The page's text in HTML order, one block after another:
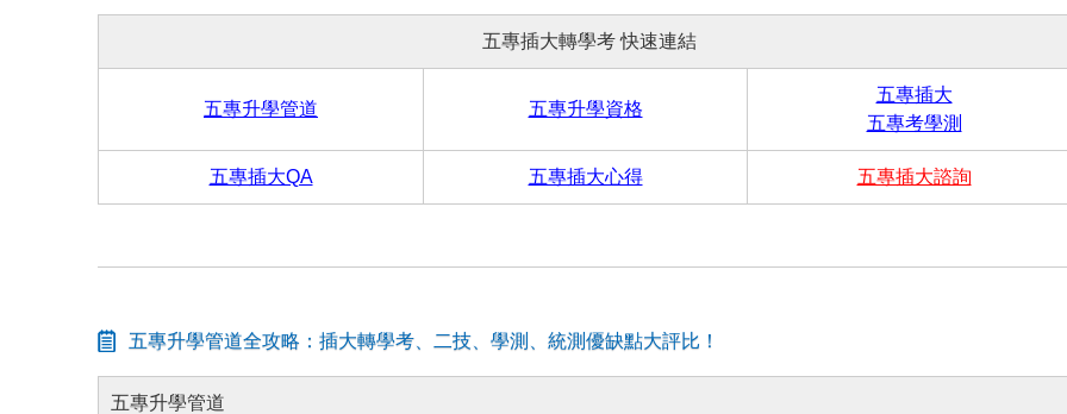
五專插大轉學考 快速連結
五專升學管道 五專升學資格
五專插大
五專考學測
五專插大QA 五專插大心得 五專插大諮詢
五專升學管道全攻略：插大轉學考、二技、學測、統測優缺點大評比！
五專升學管道